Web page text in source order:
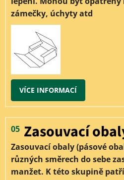
zámečky, úchyty atd
VÍCE INFORMACÍ
05 Zasouvací
Zasouvací obaly (pásové
různých směrech do sebe
manžet. K této skupině